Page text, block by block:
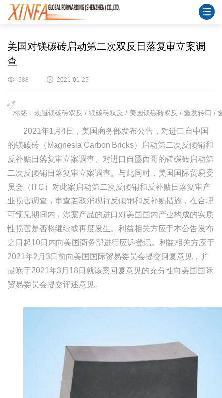
美国对镁碳砖启动第二次双反日落复审立案调
查
588 2021-01-25
标签：规避镁碳砖双反 / 镁碳砖双反 / 美国镁碳砖双反 / 鑫发转口 /
2021 年1 月 4日，美国商务部发布公告，对进口自中国
的镁碳砖（ Magnesia Carbon Bricks）启动第二次反倾销和
反补贴日落复审立案调查、对进口自墨西哥的镁碳砖启动第
二次反倾销日落复审立案调查。与此同时，美国国际贸易委
员会（ ITC）对此案启动第二次反倾销和反补贴日落复审产
业损害调查，审查若取消现行反倾销和反补贴措施，在合理
可预见期间内，涉案产品的进口对美国国内产业构成的实质
性损害是否将继续或再度发生。利益相关方应于本公告发布
之日起10日内向美国商务部进行应诉登记。利益相关方应于
2021 年2 月 3 日前向美国国际贸易委员会提交回复意见，并
最晚于2021 年3 月 18 日就该案回复意见的充分性向美国国际
贸易委员会提交评述意见。